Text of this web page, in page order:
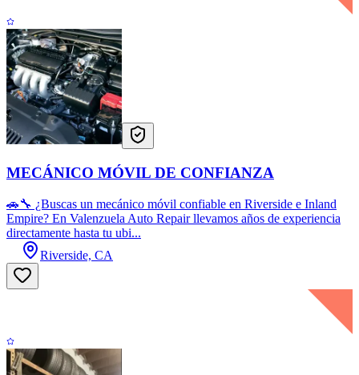
MECÁNICO MÓVIL DE CONFIANZA
🚗🔧 ¿Buscas un mecánico móvil confiable en Riverside e Inland
Empire? En Valenzuela Auto Repair llevamos años de experiencia
directamente hasta tu ubi...
Riverside, CA